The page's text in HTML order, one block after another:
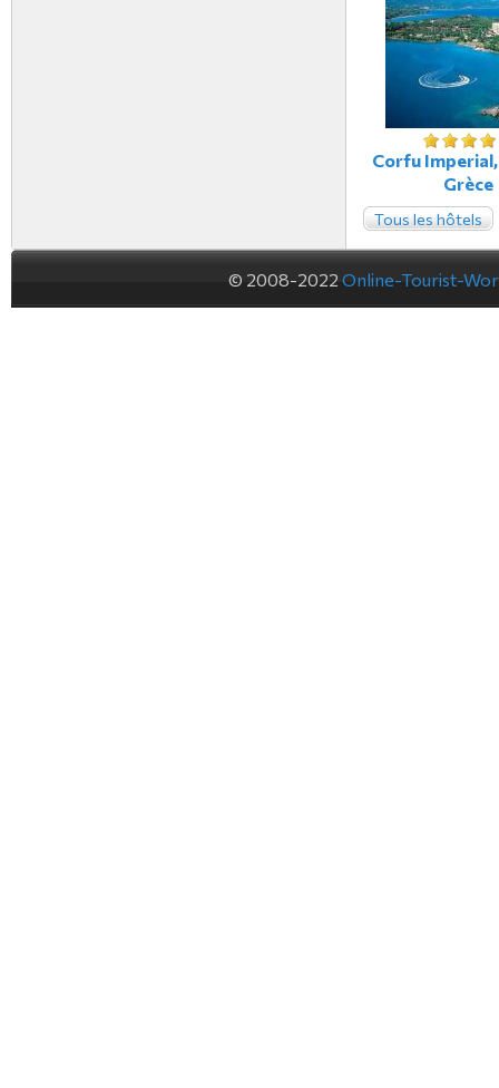
Corfu
Grèce
Tous les hôtels
© 2008-2022 Online-Tourist-